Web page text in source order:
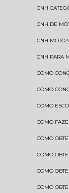
CNH
CNH DE
CNH
CNH PARA
COMO
COMO
COMO
COMO
COMO
COMO
COMO
COMO